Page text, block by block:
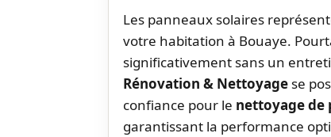
Les panneaux solaires
votre habitation à Bouaye.
significativement sans un
Rénovation & Nettoyage se
confiance pour le nettoyage de
garantissant la performance